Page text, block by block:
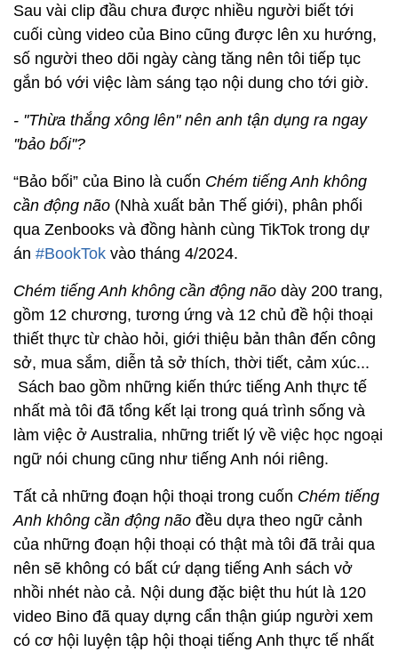
Sau vài clip đầu chưa được nhiều người biết tới
cuối cùng video của Bino cũng được lên xu hướng,
số người theo dõi ngày càng tăng nên tôi tiếp tục
gắn bó với việc làm sáng tạo nội dung cho tới giờ.
- ''Thừa thắng xông lên'' nên anh tận dụng ra ngay
''bảo bối''?
“Bảo bối” của Bino là cuốn Chém tiếng Anh không
cần động não (Nhà xuất bản Thế giới), phân phối
qua Zenbooks và đồng hành cùng TikTok trong dự
án #BookTok vào tháng 4/2024.
Chém tiếng Anh không cần động não dày 200 trang,
gồm 12 chương, tương ứng và 12 chủ đề hội thoại
thiết thực từ chào hỏi, giới thiệu bản thân đến công
sở, mua sắm, diễn tả sở thích, thời tiết, cảm xúc...
Sách bao gồm những kiến thức tiếng Anh thực tế
nhất mà tôi đã tổng kết lại trong quá trình sống và
làm việc ở Australia, những triết lý về việc học ngoại
ngữ nói chung cũng như tiếng Anh nói riêng.
Tất cả những đoạn hội thoại trong cuốn Chém tiếng
Anh không cần động não đều dựa theo ngữ cảnh
của những đoạn hội thoại có thật mà tôi đã trải qua
nên sẽ không có bất cứ dạng tiếng Anh sách vở
nhồi nhét nào cả. Nội dung đặc biệt thu hút là 120
video Bino đã quay dựng cẩn thận giúp người xem
có cơ hội luyện tập hội thoại tiếng Anh thực tế nhất